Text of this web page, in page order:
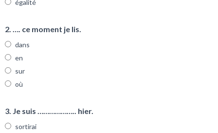
égalité
2. …. ce moment je lis.
dans
en
sur
où
3. Je suis ……………….. hier.
sortirai